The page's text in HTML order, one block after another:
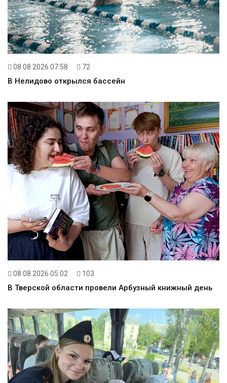
08.08.2026 07:58 72
В Нелидово открылся бассейн
08.08.2026 05:02 103
В Тверской области провели Арбузный книжный день